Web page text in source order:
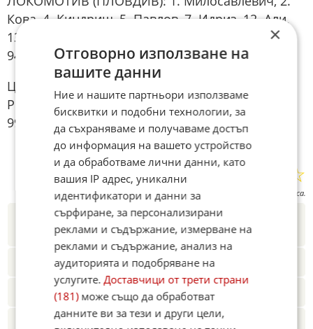
Кова, 4. Киндриш, 5. Павлов, 7. Идриз, 12. Али,
13. Риян, 22. Иванов, 39. Умарбаев, 77. Цварц,
94. Иту
ЦСКА: 21. Лапоухов, 2. Пастор, 14. Иванов, 32.
Родригес, 17. Мартино, 6. Жордао, 11. Брахими,
99. Ето’о, 10. Ебонг, 28. Питас, 9. Годой
☆
☆
☆
☆
гласа.
Новините на Fakti.bg – въвFacebook
Instagram,YouTube,канал Viber,X
Четете ни и в Google News Showcase
Абонамент за Факти.БГ в Google Alerts
Добавете Факти.БГ като предпочитан
×
Отговорно използване на
вашите данни
Ние и нашите партньори използваме
бисквитки и подобни технологии, за
да съхраняваме и получаваме достъп
до информация на вашето устройство
и да обработваме лични данни, като
вашия IP адрес, уникални
идентификатори и данни за
сърфиране, за персонализирани
реклами и съдържание, измерване на
реклами и съдържание, анализ на
аудиторията и подобряване на
услугите.Доставчици от трети страни
(181)може също да обработват
данните ви за тези и други цели,